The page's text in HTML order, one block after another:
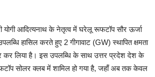
योगी आदित्यनाथ के नेतृत्व में घरेलू रूफटॉप सौर ऊर्जा
हासिल करते हुए 2 गीगावाट (GW) स्थापित क्षमता
कर लिया है। इस उपलब्धि के साथ उत्तर प्रदेश देश के
सोलर क्लब में शामिल हो गया है, जहाँ अब तक केवल